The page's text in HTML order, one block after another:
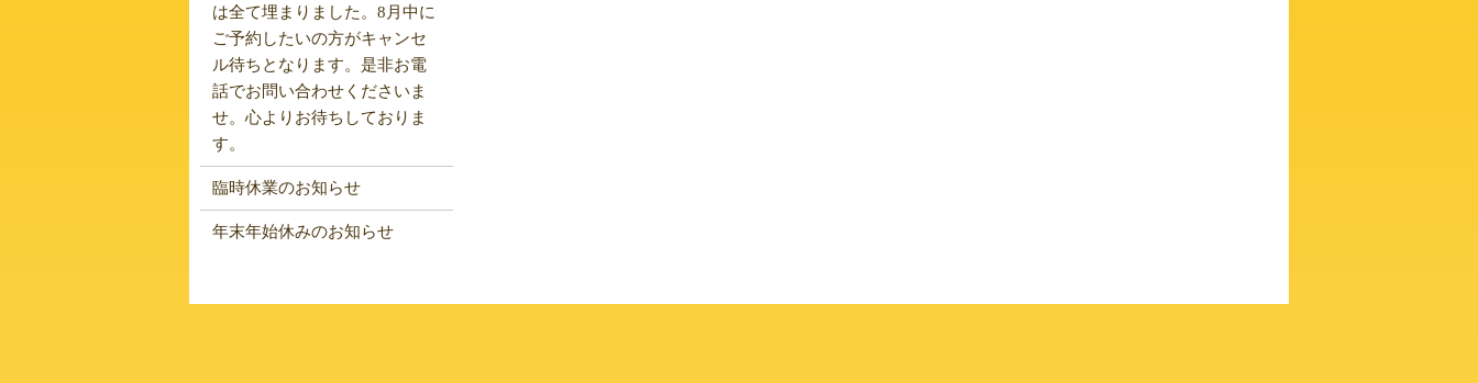
は全て埋まりました。8月中に
ご予約したいの方がキャンセ
ル待ちとなります。是非お電
話でお問い合わせくださいま
せ。心よりお待ちしておりま
す。
臨時休業のお知らせ
年末年始休みのお知らせ